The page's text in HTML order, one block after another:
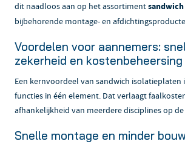
dit naadloos aan op het assortiment
bijbehorende montage- en
Voordelen voor aannemers:
zekerheid en kostenbeheersing
Een kernvoordeel van sandwich isolatieplaten
functies in één element. Dat verlaagt
afhankelijkheid van meerdere disciplines op
Snelle montage en minder